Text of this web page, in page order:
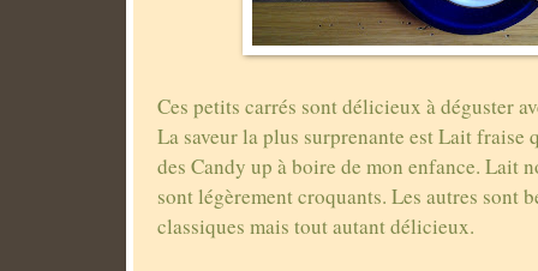
Ces petits carrés sont délicieux à déguster
La saveur la plus surprenante est Lait fraise
des Candy up à boire de mon enfance. Lait
sont légèrement croquants. Les autres sont
classiques mais tout autant délicieux.